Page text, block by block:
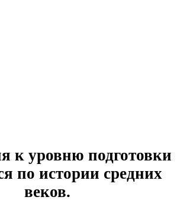
к уровню подготовки
по истории средних
веков.